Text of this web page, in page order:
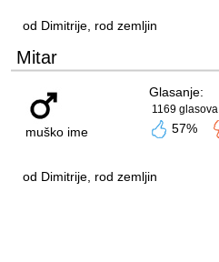
od Dimitrije, rod zemljin
Mitar
muško ime
Glasanje:
1169 glasova
57%
od Dimitrije, rod zemljin